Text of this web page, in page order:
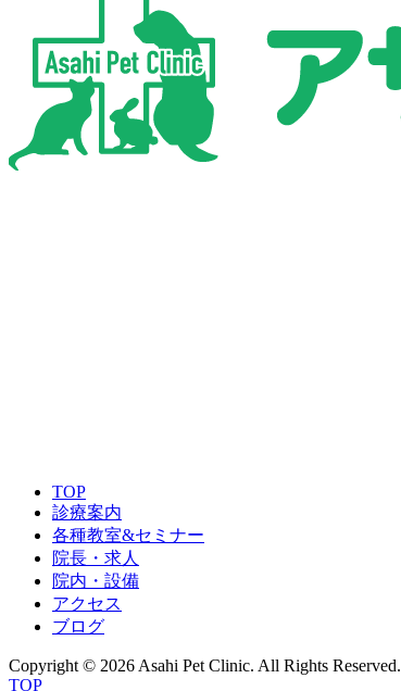
TOP
診療案内
各種教室&セミナー
院長・求人
院内・設備
アクセス
ブログ
Copyright © 2026 Asahi Pet Clinic. All Rights Reserved.
TOP